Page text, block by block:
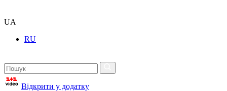
UA
RU
Відкрити у додатку